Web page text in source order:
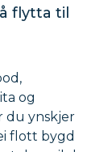
flytta til
og
du ynskjer
flott bygd